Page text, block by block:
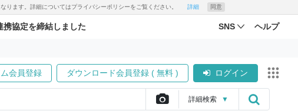
ります。詳細についてはプライバシーポリシーをご覧ください。 詳細 同意
協定を締結しました SNS ヘルプ
会員登録 ダウンロード会員登録 ( 無料 ) ログイン
詳細検索 ▼